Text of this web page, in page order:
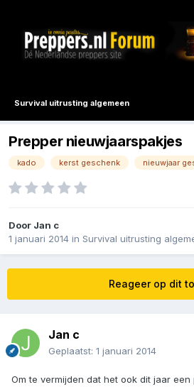
Survival uitrusting algemeen
Prepper nieuwjaarspakjes
kado kerst geschenk nieuwjaar
Door Jan c
1 januari 2014 in Survival uitrusting
Reageer op dit
Jan c
Geplaatst: 1 januari 2014
Om te vermijden dat het ook dit jaar